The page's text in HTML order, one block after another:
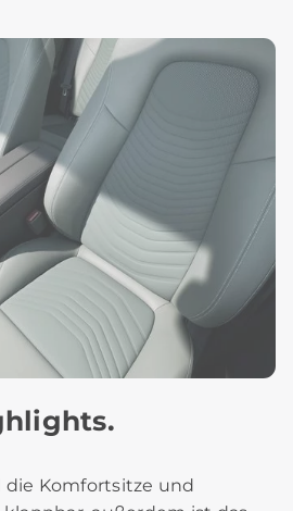
die Komfortsitze und